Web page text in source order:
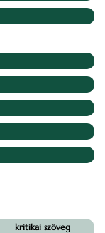
kritikai szöveg